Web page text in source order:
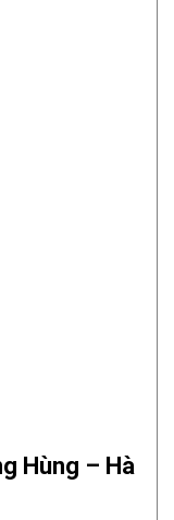
Hùng – Hà